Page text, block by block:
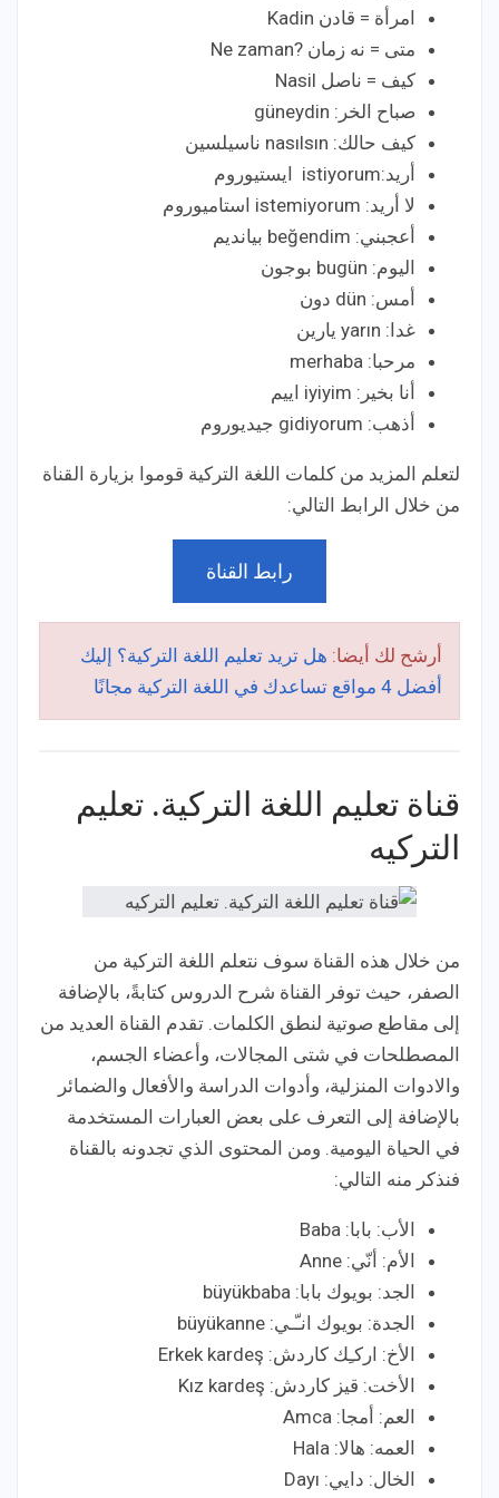
امرأة = قادن Kadin
متى = نه زمان ?Ne zaman
كيف = ناصل Nasil
صباح الخر: güneydin
كيف حالك: nasılsın ناسيلسين
أريد:istiyorum ايستيوروم
لا أريد: istemiyorum استاميوروم
أعجبني: beğendim بيانديم
اليوم: bugün بوجون
أمس: dün دون
غدا: yarın يارين
مرحبا: merhaba
أنا بخير: iyiyim اييم
أذهب: gidiyorum جيديوروم
لتعلم المزيد من كلمات اللغة التركية قوموا بزيارة القناة
من خلال الرابط التالي:
رابط القناة
أرشح لك أيضا: هل تريد تعليم اللغة التركية؟ إليك
أفضل 4 مواقع تساعدك في اللغة التركية مجانًا
قناة تعليم اللغة التركية. تعليم
التركيه
من خلال هذه القناة سوف نتعلم اللغة التركية من
الصفر، حيث توفر القناة شرح الدروس كتابةً، بالإضافة
إلى مقاطع صوتية لنطق الكلمات. تقدم القناة العديد من
المصطلحات في شتى المجالات، وأعضاء الجسم،
والادوات المنزلية، وأدوات الدراسة والأفعال والضمائر
بالإضافة إلى التعرف على بعض العبارات المستخدمة
في الحياة اليومية. ومن المحتوى الذي تجدونه بالقناة
فنذكر منه التالي:
الأب: بابا: Baba
الأم: أنّي: Anne
الجد: بويوك بابا: büyükbaba
الجدة: بويوك انـّـي: büyükanne
الأخ: اركـِك كاردش: Erkek kardeş
الأخت: قيز كاردش: Kız kardeş
العم: أمجا: Amca
العمه: هالا: Hala
الخال: دايي: Dayı